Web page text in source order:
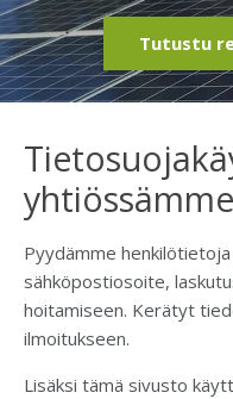
Tutustu
yhtiössämme
Pyydämme
sähköpostiosoite,
hoitamiseen. Kerätyt
ilmoitukseen.
Lisäksi tämä sivusto